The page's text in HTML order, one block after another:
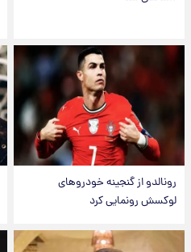
رونالدو از گنجینه خودروهای
لوکسش رونمایی کرد